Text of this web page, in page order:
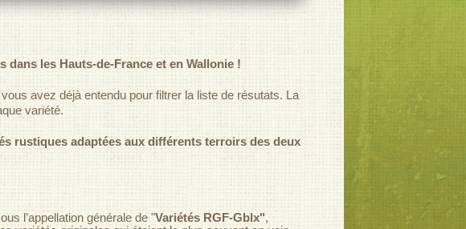
les Hauts-de-France et en Wallonie !
avez déjà entendu pour filtrer la liste de résutats. La
variété.
rustiques adaptées aux différents terroirs des deux
l’appellation générale de "Variétés RGF-Gblx",